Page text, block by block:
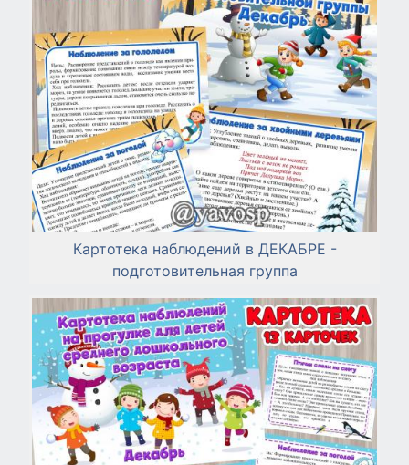
Картотека наблюдений в ДЕКАБРЕ -
подготовительная группа